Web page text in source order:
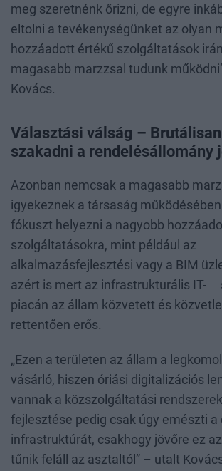
meg szeretnénk őrizni, de egyre
eltolni a tevékenységünket az olyan
hozzáadott értékű szolgáltatások
magasabb marzzsal tudunk
Kovács.
Választási válság –
szakadni a rendelésállomány
Azonban nemcsak a magasabb
igyekeznek a társaság
fókuszt helyezni a nagyobb
szolgáltatásokra, mint például az
alkalmazásfejlesztési vagy a BIM
azért is mert az infrastrukturális IT-
piacán az állam közvetett és
rettentően erős.
„Ezen a területen az állam a
vásárló, hiszen óriási digitalizációs
vannak a közszolgáltatási
fejlesztése pedig csak úgy emészti a
infrastruktúrát, csakhogy jövőre ez
tűnik feláll az asztaltól” – utalt